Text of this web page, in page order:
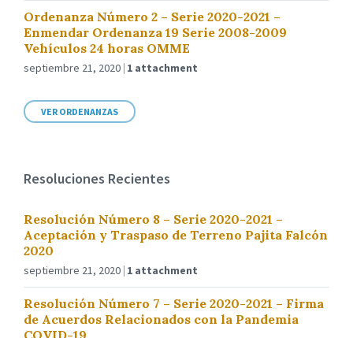
Ordenanza Número 2 – Serie 2020-2021 –
Enmendar Ordenanza 19 Serie 2008-2009
Vehículos 24 horas OMME
septiembre 21, 2020 1 attachment
VER ORDENANZAS
Resoluciones Recientes
Resolución Número 8 – Serie 2020-2021 –
Aceptación y Traspaso de Terreno Pajita Falcón
2020
septiembre 21, 2020 1 attachment
Resolución Número 7 – Serie 2020-2021 – Firma
de Acuerdos Relacionados con la Pandemia
COVID-19